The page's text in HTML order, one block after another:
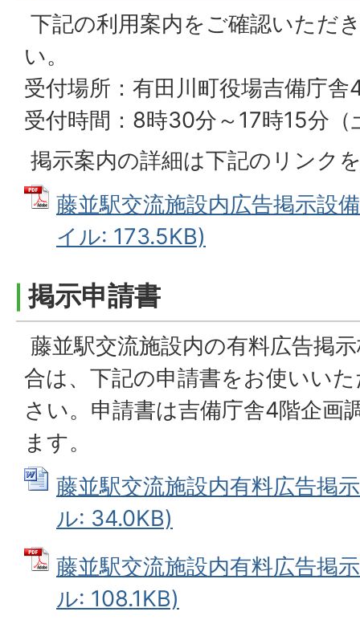
下記の利用案内をご確認いただ
い。
受付場所：有田川町役場吉備庁舎
受付時間：8時30分～17時15分（
掲示案内の詳細は下記のリンク
藤並駅交流施設内広告掲示設
イル: 173.5KB)
掲示申請書
藤並駅交流施設内の有料広告掲
合は、下記の申請書をお使いい
さい。申請書は吉備庁舎4階企画
ます。
藤並駅交流施設内有料広告掲
ル: 34.0KB)
藤並駅交流施設内有料広告掲
ル: 108.1KB)